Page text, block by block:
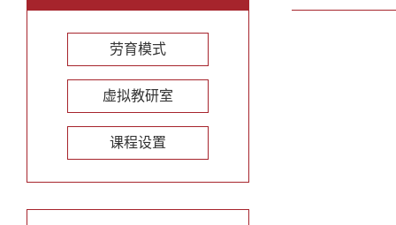
劳育模式
虚拟教研室
课程设置